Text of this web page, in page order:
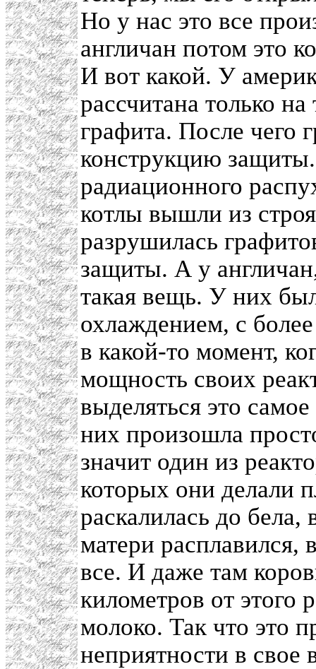
Но у нас это все
англичан потом это
И вот какой. У
рассчитана только
графита. После чего
конструкцию защиты.
радиационного
котлы вышли из
разрушилась
защиты. А у
такая вещь. У них
охлаждением, с
в какой-то момент,
мощность своих
выделяться это
них произошла
значит один из
которых они делали
раскалилась до бела,
матери расплавился,
все. И даже там
километров от этого
молоко. Так что это
неприятности в свое